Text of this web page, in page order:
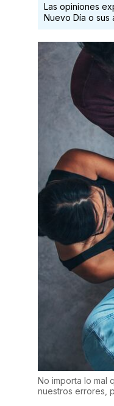
Las opiniones
Nuevo Día o sus
No importa lo mal
nuestros errores,